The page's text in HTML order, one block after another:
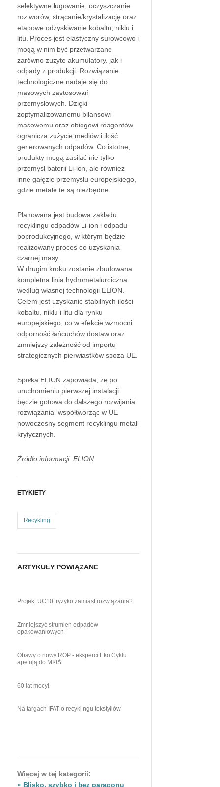
selektywne ługowanie, oczyszczanie
roztworów, strącanie/krystalizację oraz
etapowe odzyskiwanie kobaltu, niklu i
litu. Proces jest elastyczny surowcowo i
mogą w nim być przetwarzane
zarówno zużyte akumulatory, jak i
odpady z produkcji. Rozwiązanie
technologiczne nadaje się do
masowych zastosowań
przemysłowych. Dzięki
zoptymalizowanemu bilansowi
masowemu oraz obiegowi reagentów
ogranicza zużycie mediów i ilość
generowanych odpadów. Co istotne,
produkty mogą zasilać nie tylko
przemysł baterii Li-ion, ale również
inne gałęzie przemysłu europejskiego,
gdzie metale te są niezbędne.
Planowana jest budowa zakładu
recyklingu odpadów Li-ion i odpadu
poprodukcyjnego, w którym będzie
realizowany proces do uzyskania
czarnej masy.
W drugim kroku zostanie zbudowana
kompletna linia hydrometalurgiczna
według własnej technologii ELION.
Celem jest uzyskanie stabilnych ilości
kobaltu, niklu i litu dla rynku
europejskiego, co w efekcie wzmocni
odporność łańcuchów dostaw oraz
zmniejszy zależność od importu
strategicznych pierwiastków spoza UE.
Spółka ELION zapowiada, że po
uruchomieniu pierwszej instalacji
będzie gotowa do dalszego rozwijania
rozwiązania, współtworząc w UE
nowoczesny segment recyklingu metali
krytycznych.
Źródło informacji: ELION
ETYKIETY
Recykling
ARTYKUŁY POWIĄZANE
Projekt UC10: ryzyko zamiast rozwiązania?
Zmniejszyć strumień odpadów
opakowaniowych
Obawy o nowy ROP - eksperci Eko Cyklu
apelują do MKiŚ
60 lat mocy!
Na targach IFAT o recyklingu tekstyliów
Więcej w tej kategorii:
« Blisko, szybko i bez paragonu